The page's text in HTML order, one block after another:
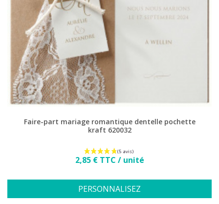
Faire-part mariage romantique dentelle pochette
kraft 620032
Prix
2,85 € TTC / unité
PERSONNALISEZ